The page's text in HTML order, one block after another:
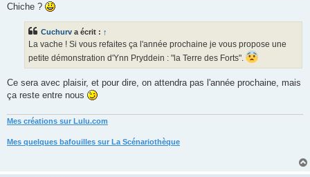
Chiche ?
Cuchurv a écrit : ↑
La vache ! Si vous refaites ça l'année prochaine je vous propose une
petite démonstration d'Ynn Pryddein : "la Terre des Forts".
Ce sera avec plaisir, et pour dire, on attendra pas l'année prochaine, mais
ça reste entre nous
Mes créations sur Lulu.com
Mes quelques bafouilles sur La Scénariothèque